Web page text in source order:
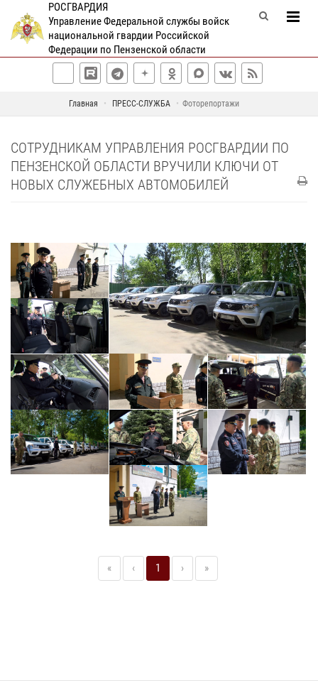
РОСГВАРДИЯ
Управление Федеральной службы войск
национальной гвардии Российской
Федерации по Пензенской области
Главная ПРЕСС-СЛУЖБА Фоторепортажи
СОТРУДНИКАМ УПРАВЛЕНИЯ РОСГВАРДИИ ПО
ПЕНЗЕНСКОЙ ОБЛАСТИ ВРУЧИЛИ КЛЮЧИ ОТ
НОВЫХ СЛУЖЕБНЫХ АВТОМОБИЛЕЙ
« ‹ 1 › »